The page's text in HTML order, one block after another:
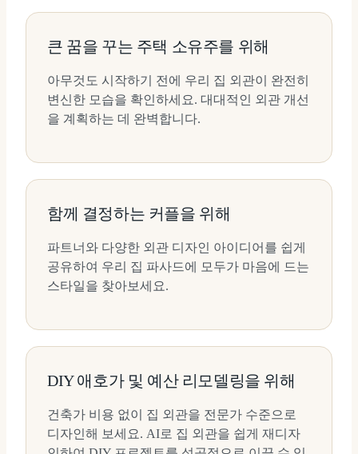
큰 꿈을 꾸는 주택 소유주를 위해
아무것도 시작하기 전에 우리 집 외관이 완전히
변신한 모습을 확인하세요. 대대적인 외관 개선
을 계획하는 데 완벽합니다.
함께 결정하는 커플을 위해
파트너와 다양한 외관 디자인 아이디어를 쉽게
공유하여 우리 집 파사드에 모두가 마음에 드는
스타일을 찾아보세요.
DIY 애호가 및 예산 리모델링을 위해
건축가 비용 없이 집 외관을 전문가 수준으로
디자인해 보세요. AI로 집 외관을 쉽게 재디자